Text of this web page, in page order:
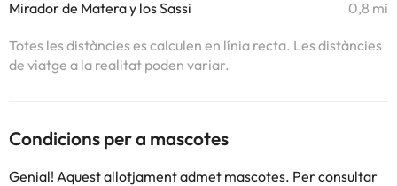
Mirador de Matera y los Sassi 0,8 mi
Totes les distàncies es calculen en línia recta. Les distàncies
de viatge a la realitat poden variar.
Condicions per a mascotes
Genial! Aquest allotjament admet mascotes. Per consultar